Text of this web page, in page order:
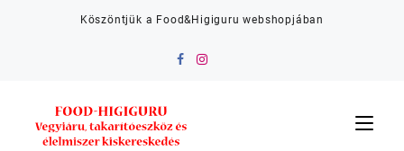
Köszöntjük a Food&Higiguru webshopjában